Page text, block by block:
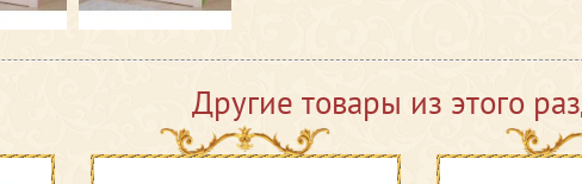
Другие товары из этого